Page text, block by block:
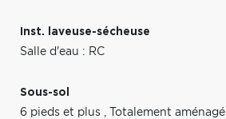
Inst. laveuse-sécheuse
Salle d'eau : RC
Sous-sol
6 pieds et plus , Totalement aménagé